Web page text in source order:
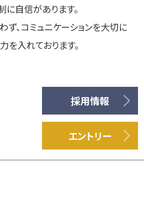
自信があります。
、コミュニケーションを大切に
を入れております。
採用情報
エントリー